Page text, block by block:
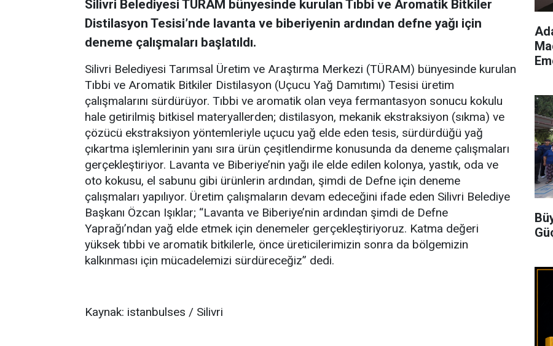
Silivri Belediyesi TÜRAM bünyesinde kurulan Tıbbi ve Aromatik Bitkiler
Distilasyon Tesisi’nde lavanta ve biberiyenin ardından defne yağı için
deneme çalışmaları başlatıldı.
Silivri Belediyesi Tarımsal Üretim ve Araştırma Merkezi (TÜRAM) bünyesinde kurulan
Tıbbi ve Aromatik Bitkiler Distilasyon (Uçucu Yağ Damıtımı) Tesisi üretim
çalışmalarını sürdürüyor. Tıbbi ve aromatik olan veya fermantasyon sonucu kokulu
hale getirilmiş bitkisel materyallerden; distilasyon, mekanik ekstraksiyon (sıkma) ve
çözücü ekstraksiyon yöntemleriyle uçucu yağ elde eden tesis, sürdürdüğü yağ
çıkartma işlemlerinin yanı sıra ürün çeşitlendirme konusunda da deneme çalışmaları
gerçekleştiriyor. Lavanta ve Biberiye’nin yağı ile elde edilen kolonya, yastık, oda ve
oto kokusu, el sabunu gibi ürünlerin ardından, şimdi de Defne için deneme
çalışmaları yapılıyor. Üretim çalışmaların devam edeceğini ifade eden Silivri Belediye
Başkanı Özcan Işıklar; “Lavanta ve Biberiye’nin ardından şimdi de Defne
Yaprağı’ndan yağ elde etmek için denemeler gerçekleştiriyoruz. Katma değeri
yüksek tıbbi ve aromatik bitkilerle, önce üreticilerimizin sonra da bölgemizin
kalkınması için mücadelemizi sürdüreceğiz” dedi.
Kaynak: istanbulses / Silivri